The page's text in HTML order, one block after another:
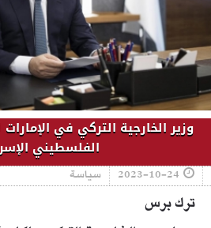
وزير الخارجية التركي في
الفلسطيني
2023-10-24 سياسة
ترك برس